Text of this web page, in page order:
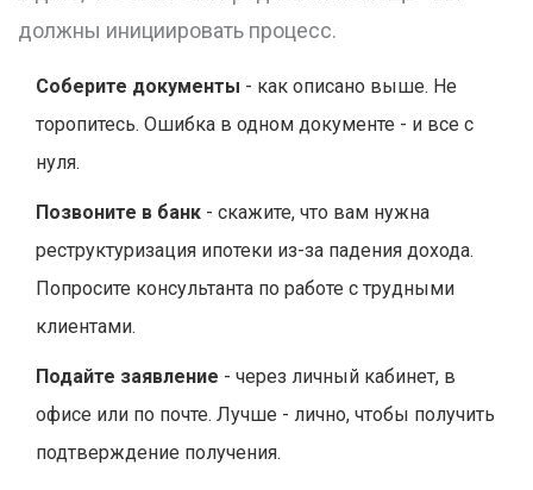
должны инициировать процесс.
Соберите документы - как описано выше. Не
торопитесь. Ошибка в одном документе - и все с
нуля.
Позвоните в банк - скажите, что вам нужна
реструктуризация ипотеки из-за падения дохода.
Попросите консультанта по работе с трудными
клиентами.
Подайте заявление - через личный кабинет, в
офисе или по почте. Лучше - лично, чтобы получить
подтверждение получения.